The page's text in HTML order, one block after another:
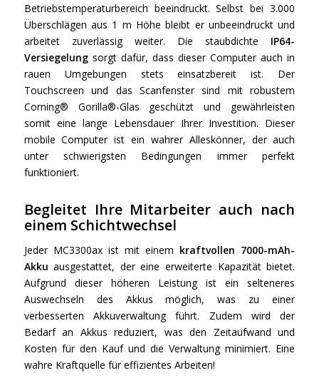
Betriebstemperaturbereich beeindruckt. Selbst bei 3.000
Überschlägen aus 1 m Höhe bleibt er unbeeindruckt und
arbeitet zuverlässig weiter. Die staubdichte IP64-
Versiegelungsorgt dafür, dass dieser Computer auch in
rauen Umgebungen stets einsatzbereit ist. Der
Touchscreen und das Scanfenster sind mit robustem
Corning® Gorilla®-Glas geschützt und gewährleisten
somit eine lange Lebensdauer Ihrer Investition. Dieser
mobile Computer ist ein wahrer Alleskönner, der auch
unter schwierigsten Bedingungen immer perfekt
funktioniert.
Begleitet Ihre Mitarbeiter auch nach
einem Schichtwechsel
Jeder MC3300ax ist mit einem kraftvollen 7000-mAh-
Akku ausgestattet, der eine erweiterte Kapazität bietet.
Aufgrund dieser höheren Leistung ist ein selteneres
Auswechseln des Akkus möglich, was zu einer
verbesserten Akkuverwaltung führt. Zudem wird der
Bedarf an Akkus reduziert, was den Zeitaufwand und
Kosten für den Kauf und die Verwaltung minimiert. Eine
wahre Kraftquelle für effizientes Arbeiten!